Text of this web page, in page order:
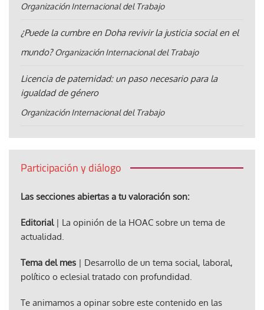
Organización Internacional del Trabajo
¿Puede la cumbre en Doha revivir la justicia social en el
mundo? Organización Internacional del Trabajo
Licencia de paternidad: un paso necesario para la
igualdad de género
Organización Internacional del Trabajo
Participación y diálogo
Las secciones abiertas a tu valoración son:
Editorial| La opinión de la HOAC sobre un tema de
actualidad.
Tema del mes | Desarrollo de un tema social, laboral,
político o eclesial tratado con profundidad.
Te animamos a opinar sobre este contenido en las